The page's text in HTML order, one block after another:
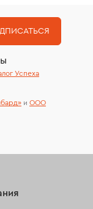
на 3–6
Успеха
и ООО